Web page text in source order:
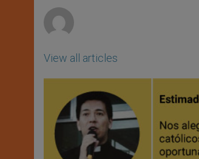
View all articles